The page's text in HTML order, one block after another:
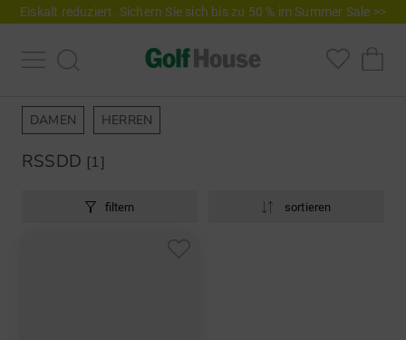
Eiskalt reduziert. Sichern Sie sich bis zu 50 % im Summer Sale >>
DAMEN HERREN
RSSDD [1]
filtern sortieren